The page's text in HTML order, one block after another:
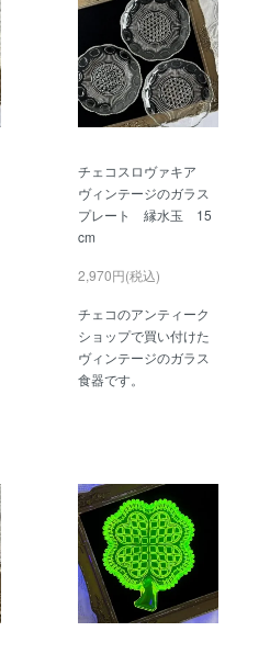
チェコスロヴァキア
ヴィンテージのガラス
プレート 縁水玉 15
cm
2,970円(税込)
チェコのアンティーク
ショップで買い付けた
ヴィンテージのガラス
食器です。